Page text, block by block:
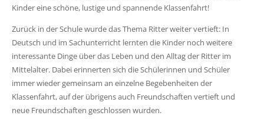
Kinder eine schöne, lustige und spannende Klassenfahrt!
Zurück in der Schule wurde das Thema Ritter weiter vertieft: In
Deutsch und im Sachunterricht lernten die Kinder noch weitere
interessante Dinge über das Leben und den Alltag der Ritter im
Mittelalter. Dabei erinnerten sich die Schülerinnen und Schüler
immer wieder gemeinsam an einzelne Begebenheiten der
Klassenfahrt, auf der übrigens auch Freundschaften vertieft und
neue Freundschaften geschlossen wurden.